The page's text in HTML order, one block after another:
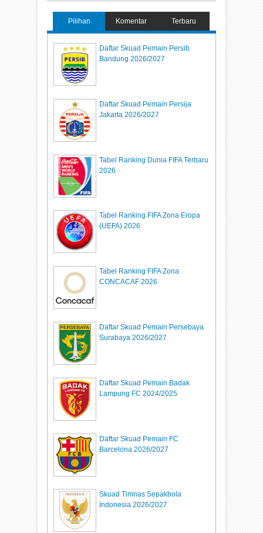
Pilihan Komentar Terbaru
Daftar Skuad Pemain Persib
Bandung 2026/2027
Daftar Skuad Pemain Persija
Jakarta 2026/2027
Tabel Ranking Dunia FIFA Terbaru
2026
Tabel Ranking FIFA Zona Eropa
(UEFA) 2026
Tabel Ranking FIFA Zona
CONCACAF 2026
Daftar Skuad Pemain Persebaya
Surabaya 2026/2027
Daftar Skuad Pemain Badak
Lampung FC 2024/2025
Daftar Skuad Pemain FC
Barcelona 2026/2027
Skuad Timnas Sepakbola
Indonesia 2026/2027